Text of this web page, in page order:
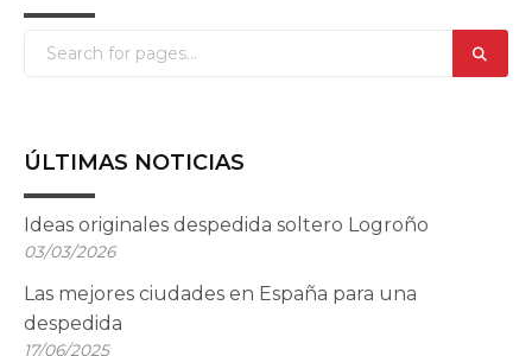
ÚLTIMAS NOTICIAS
Ideas originales despedida soltero Logroño
03/03/2026
Las mejores ciudades en España para una
despedida
17/06/2025